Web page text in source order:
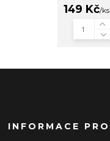
149 Kč/ks
INFORMACE